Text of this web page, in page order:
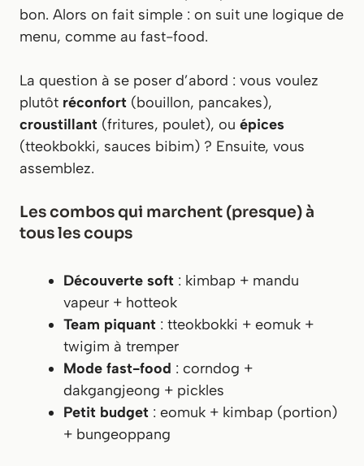
bon. Alors on fait simple : on suit une logique de
menu, comme au fast-food.
La question à se poser d’abord : vous voulez
plutôt réconfort (bouillon, pancakes),
croustillant (fritures, poulet), ou épices
(tteokbokki, sauces bibim) ? Ensuite, vous
assemblez.
Les combos qui marchent (presque) à
tous les coups
Découverte soft : kimbap + mandu
vapeur + hotteok
Team piquant : tteokbokki + eomuk +
twigim à tremper
Mode fast-food : corndog +
dakgangjeong + pickles
Petit budget : eomuk + kimbap (portion)
+ bungeoppang